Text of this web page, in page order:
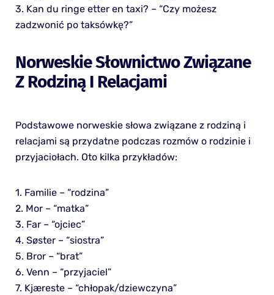
3. Kan du ringe etter en taxi? – “Czy możesz
zadzwonić po taksówkę?”
Norweskie Słownictwo Związane
Z Rodziną I Relacjami
Podstawowe norweskie słowa związane z rodziną i
relacjami są przydatne podczas rozmów o rodzinie i
przyjaciołach. Oto kilka przykładów:
1. Familie – “rodzina”
2. Mor – “matka”
3. Far – “ojciec”
4. Søster – “siostra”
5. Bror – “brat”
6. Venn – “przyjaciel”
7. Kjæreste – “chłopak/dziewczyna”